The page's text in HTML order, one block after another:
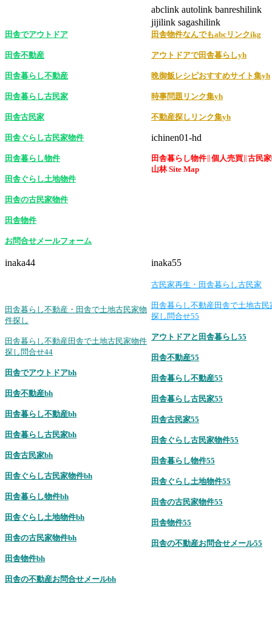
abclink autolink banreshilink
jijilink sagashilink
田舎でアウトドア
田舎不動産
田舎暮らし不動産
田舎暮らし古民家
田舎古民家
田舎ぐらし古民家物件
田舎暮らし物件
田舎ぐらし土地物件
田舎の古民家物件
田舎物件
お問合せメールフォーム
田舎物件なんでもabcリンクikg
アウトドアで田舎暮らしyh
晩御飯レシピおすすめサイト集yh
時事問題リンク集yh
不動産探しリンク集yh
ichinen01-hd
田舎暮らし物件 個人売買 古民
山林 Site Map
inaka44 inaka55
田舎暮らし不動産・田舎で土地古民家物
件探し
田舎暮らし不動産田舎で土地古民家物件
探し問合せ44
田舎でアウトドアbh
田舎不動産bh
田舎暮らし不動産bh
田舎暮らし古民家bh
田舎古民家bh
田舎ぐらし古民家物件bh
田舎暮らし物件bh
田舎ぐらし土地物件bh
田舎の古民家物件bh
田舎物件bh
田舎の不動産お問合せメールbh
古民家再生・田舎暮らし古民家
田舎暮らし不動産田舎で土地古民
探し問合せ55
アウトドアと田舎暮らし55
田舎不動産55
田舎暮らし不動産55
田舎暮らし古民家55
田舎古民家55
田舎ぐらし古民家物件55
田舎暮らし物件55
田舎ぐらし土地物件55
田舎の古民家物件55
田舎物件55
田舎の不動産お問合せメール55